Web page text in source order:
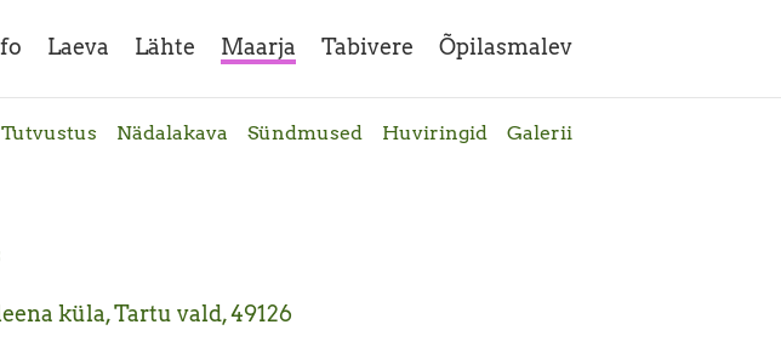
Laeva Lähte Maarja Tabivere Õpilasmalev
Tutvustus Nädalakava Sündmused Huviringid Galerii
küla, Tartu vald, 49126